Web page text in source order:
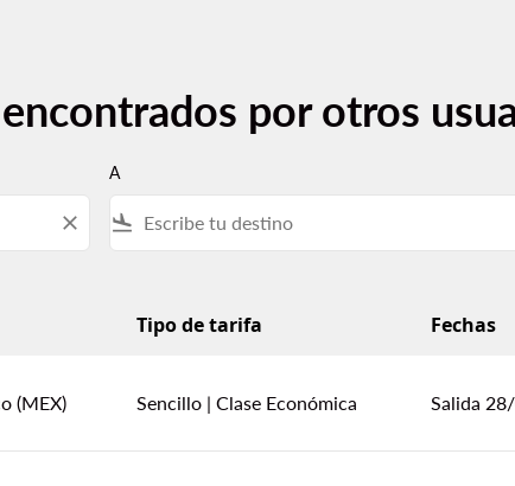
por otros
close
A
flight_land
Tipo de tarifa Fechas
(MEX) Sencillo | Clase Económica Salida